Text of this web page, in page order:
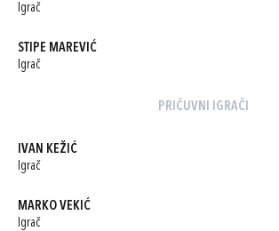
Igrač
STIPE MAREVIĆ
Igrač
PRIČUVNI IGRAČI
IVAN KEŽIĆ
Igrač
MARKO VEKIĆ
Igrač